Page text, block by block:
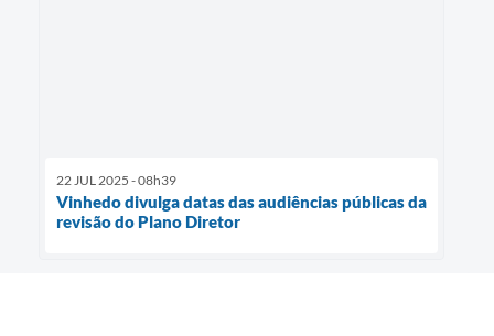
22 JUL 2025 - 08h39
Vinhedo divulga datas das audiências públicas da
revisão do Plano Diretor